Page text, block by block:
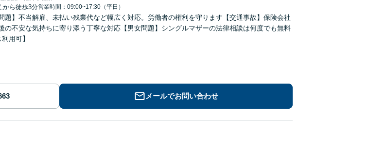
から徒歩3分営業時間：09:00~17:30（平日）
題】不当解雇、未払い残業代など幅広く対応。労働者の権利を守ります【交通事故】保険会社
の不安な気持ちに寄り添う丁寧な対応【男女問題】シングルマザーの法律相談は何度でも無料
用可】
メールでお問い合わせ